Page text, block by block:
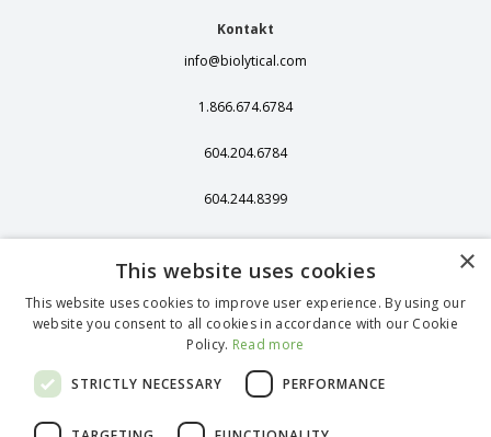
Kontakt
info@biolytical.com
1.866.674.6784
604.204.6784
604.244.8399
406 - 13251 Delf
Richmond, BC,
Kanada, V6V 2A2
1375 Stonegate
98248
×
This website uses cookies
This website uses cookies to improve user experience. By using our
website you consent to all cookies in accordance with our Cookie
Policy. Read more
STRICTLY NECESSARY PERFORMANCE